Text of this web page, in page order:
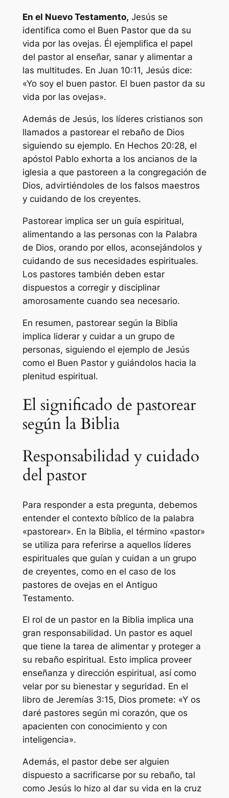
En el Nuevo Testamento, Jesús se
identifica como el Buen Pastor que da su
vida por las ovejas. Él ejemplifica el papel
del pastor al enseñar, sanar y alimentar a
las multitudes. En Juan 10:11, Jesús dice:
«Yo soy el buen pastor. El buen pastor da su
vida por las ovejas».
Además de Jesús, los líderes cristianos son
llamados a pastorear el rebaño de Dios
siguiendo su ejemplo. En Hechos 20:28, el
apóstol Pablo exhorta a los ancianos de la
iglesia a que pastoreen a la congregación de
Dios, advirtiéndoles de los falsos maestros
y cuidando de los creyentes.
Pastorear implica ser un guía espiritual,
alimentando a las personas con la Palabra
de Dios, orando por ellos, aconsejándolos y
cuidando de sus necesidades espirituales.
Los pastores también deben estar
dispuestos a corregir y disciplinar
amorosamente cuando sea necesario.
En resumen, pastorear según la Biblia
implica liderar y cuidar a un grupo de
personas, siguiendo el ejemplo de Jesús
como el Buen Pastor y guiándolos hacia la
plenitud espiritual.
El significado de pastorear
según la Biblia
Responsabilidad y cuidado
del pastor
Para responder a esta pregunta, debemos
entender el contexto bíblico de la palabra
«pastorear». En la Biblia, el término «pastor»
se utiliza para referirse a aquellos líderes
espirituales que guían y cuidan a un grupo
de creyentes, como en el caso de los
pastores de ovejas en el Antiguo
Testamento.
El rol de un pastor en la Biblia implica una
gran responsabilidad. Un pastor es aquel
que tiene la tarea de alimentar y proteger a
su rebaño espiritual. Esto implica proveer
enseñanza y dirección espiritual, así como
velar por su bienestar y seguridad. En el
libro de Jeremías 3:15, Dios promete: «Y os
daré pastores según mi corazón, que os
apacienten con conocimiento y con
inteligencia».
Además, el pastor debe ser alguien
dispuesto a sacrificarse por su rebaño, tal
como Jesús lo hizo al dar su vida en la cruz